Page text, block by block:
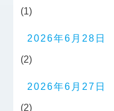
(1)
2026年6月28日
(2)
2026年6月27日
(2)